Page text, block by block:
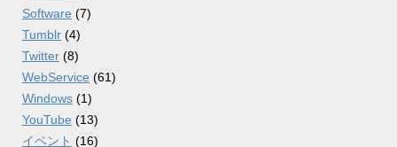
Software (7)
Tumblr (4)
Twitter (8)
WebService (61)
Windows (1)
YouTube (13)
イベント (16)